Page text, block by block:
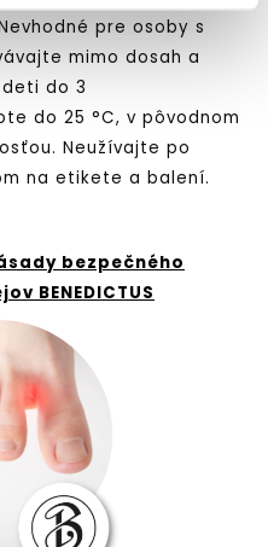
pre osoby s
mimo dosah a
do 3
do 25 °C, v pôvodnom
Neužívajte po
na etikete a balení.
bezpečného
BENEDICTUS